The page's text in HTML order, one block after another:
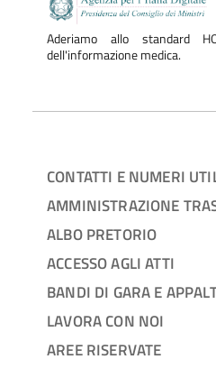
Aderiamo allo standard
dell'informazione medica.
CONTATTI E NUMERI
AMMINISTRAZIONE
ALBO PRETORIO
ACCESSO AGLI ATTI
BANDI DI GARA E
LAVORA CON NOI
AREE RISERVATE